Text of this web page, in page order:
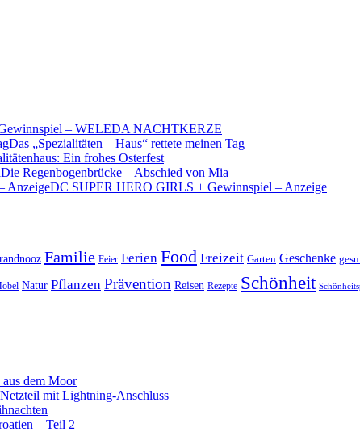
– WELEDA NACHTKERZE
Das „Spezialitäten – Haus“ rettete meinen Tag
Ein frohes Osterfest
Die Regenbogenbrücke – Abschied von Mia
DC SUPER HERO GIRLS + Gewinnspiel – Anzeige
Familie Feier Ferien Food Freizeit Garten Geschenke
Natur Pflanzen Prävention Reisen Rezepte Schönheit
dem Moor
mit Lightning-Anschluss
– Teil 2